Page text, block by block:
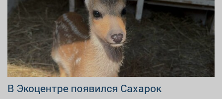
Товары Поздравления
В Экоцентре появился Сахарок